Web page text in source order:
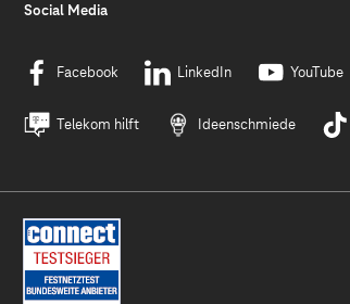
Social Media
Facebook LinkedIn YouTube
Telekom hilft Ideenschmiede